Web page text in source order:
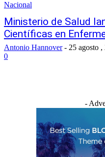
Nacional
Ministerio de Salud
Científicas en
Antonio Hannover - 25 agosto ,
0
-